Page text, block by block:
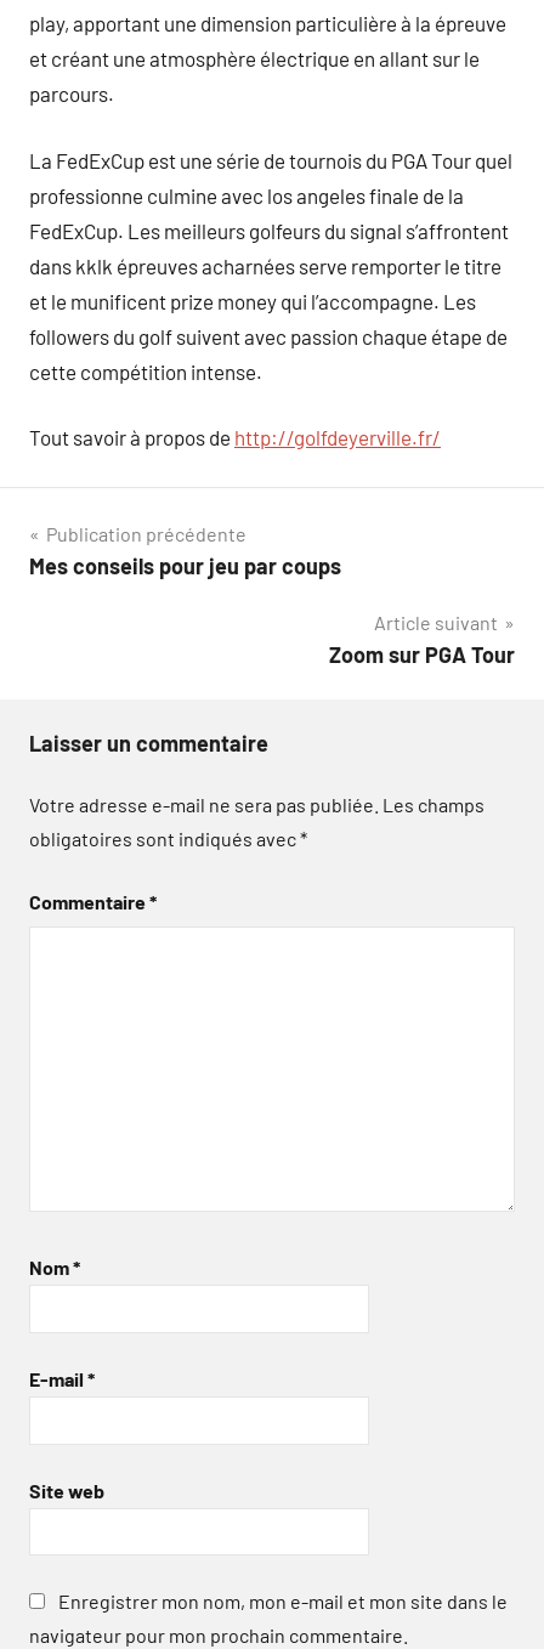
play, apportant une dimension particulière à la épreuve
et créant une atmosphère électrique en allant sur le
parcours.
La FedExCup est une série de tournois du PGA Tour quel
professionne culmine avec los angeles finale de la
FedExCup. Les meilleurs golfeurs du signal s’affrontent
dans kklk épreuves acharnées serve remporter le titre
et le munificent prize money qui l’accompagne. Les
followers du golf suivent avec passion chaque étape de
cette compétition intense.
Tout savoir à propos de http://golfdeyerville.fr/
Navigation
de
Publication précédente
Mes conseils pour jeu par coups
Article suivant
Zoom sur PGA Tour
Laisser un commentaire
Votre adresse e-mail ne sera pas publiée. Les champs
obligatoires sont indiqués avec*
Commentaire*
Nom*
E-mail *
Site web
Enregistrer mon nom, mon e-mail et mon site dans le
navigateur pour mon prochain commentaire.